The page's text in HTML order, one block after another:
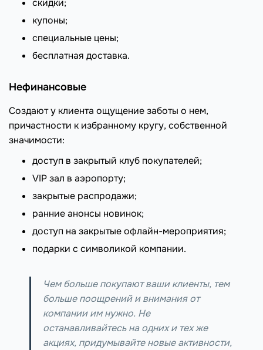
скидки;
купоны;
специальные цены;
бесплатная доставка.
Нефинансовые
Создают у клиента ощущение заботы о нем,
причастности к избранному кругу, собственной
значимости:
доступ в закрытый клуб покупателей;
VIP зал в аэропорту;
закрытые распродажи;
ранние анонсы новинок;
доступ на закрытые офлайн-мероприятия;
подарки с символикой компании.
Чем больше покупают ваши клиенты, тем
больше поощрений и внимания от
компании им нужно. Не
останавливайтесь на одних и тех же
акциях, придумывайте новые активности,